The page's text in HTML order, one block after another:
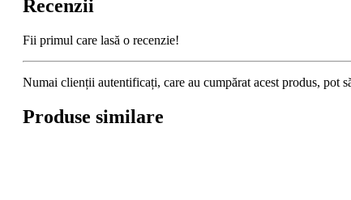
Recenzii
Fii primul care lasă o recenzie!
Numai clienții autentificați, care au cumpărat acest produs, pot
Produse similare